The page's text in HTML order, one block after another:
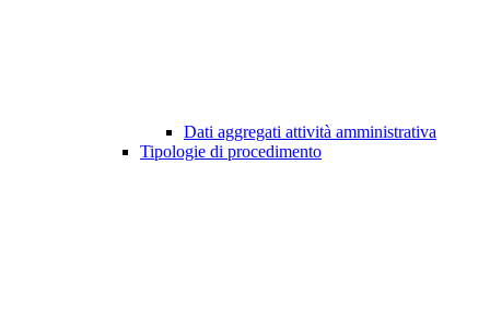
Dati aggregati attività amministrativa
Tipologie di procedimento